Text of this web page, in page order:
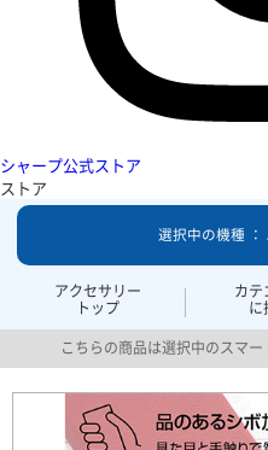
シャープ公式ストア
ストア
アクセサリー
トップ
カテ
に
選択中の機種 ：
こちらの商品は選択中のスマー